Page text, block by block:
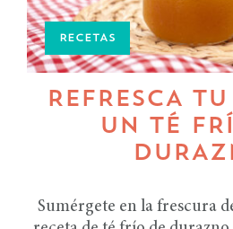
RECETAS
REFRESCA
UN TÉ
Sumérgete en la frescura